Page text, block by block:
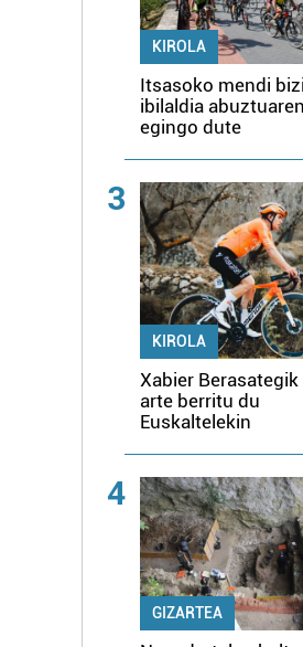
KIROLA
Itsasoko mendi
ibilaldia
egingo dute
3
KIROLA
Xabier
arte berritu du
Euskaltelekin
4
GIZARTEA